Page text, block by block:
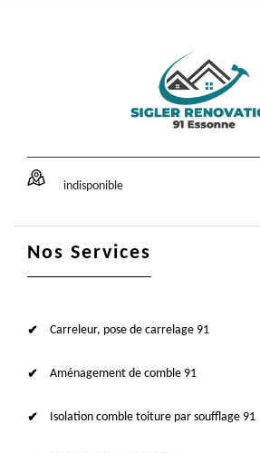
indisponible
Nos Services
Carreleur, pose de carrelage 91
Aménagement de comble 91
Isolation comble toiture par soufflage 91